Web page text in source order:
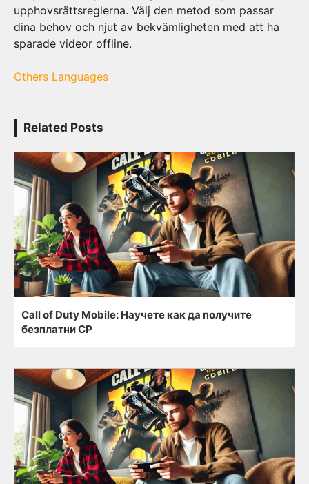
upphovsrättsreglerna. Välj den metod som passar
dina behov och njut av bekvämligheten med att ha
sparade videor offline.
Others Languages
Related Posts
Call of Duty Mobile: Научете как да получите
безплатни CP